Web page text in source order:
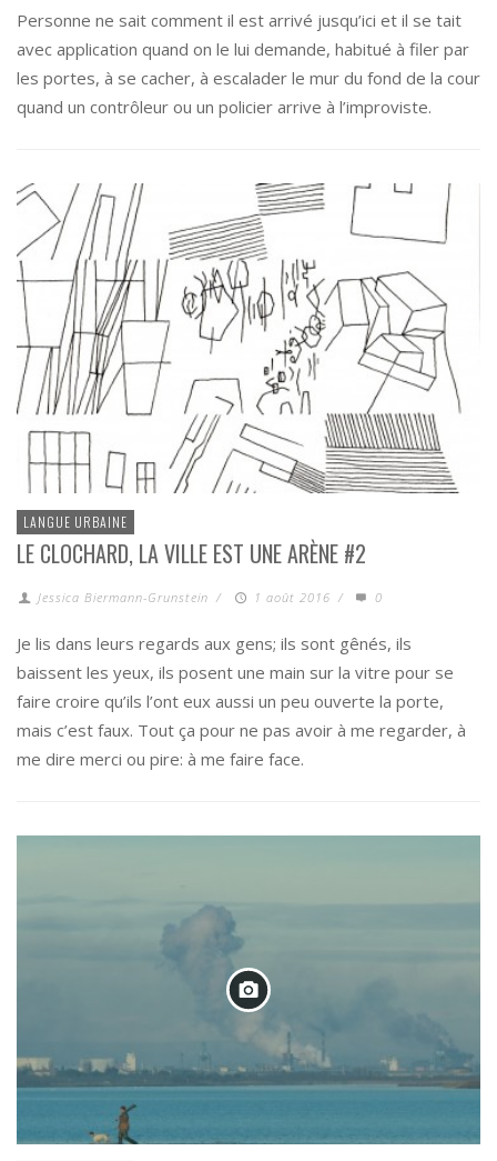
Personne ne sait comment il est arrivé jusqu’ici et il se tait
avec application quand on le lui demande, habitué à filer par
les portes, à se cacher, à escalader le mur du fond de la cour
quand un contrôleur ou un policier arrive à l’improviste.
LANGUE URBAINE
LE CLOCHARD, LA VILLE EST UNE ARÈNE #2
Jessica Biermann-Grunstein / 1 août 2016 / 0
Je lis dans leurs regards aux gens; ils sont gênés, ils
baissent les yeux, ils posent une main sur la vitre pour se
faire croire qu’ils l’ont eux aussi un peu ouverte la porte,
mais c’est faux. Tout ça pour ne pas avoir à me regarder, à
me dire merci ou pire: à me faire face.